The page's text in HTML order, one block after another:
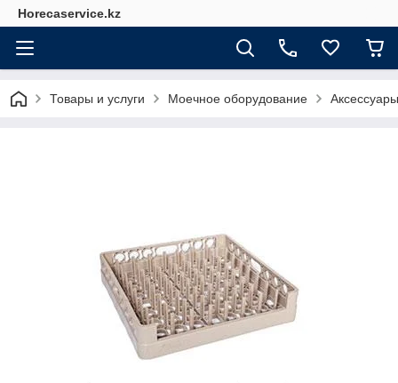
Horecaservice.kz
Товары и услуги Моечное оборудование